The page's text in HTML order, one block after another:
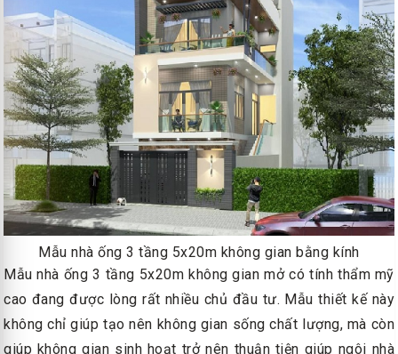
Mẫu nhà ống 3 tầng 5x20m không gian bằng kính
Mẫu nhà ống 3 tầng 5x20m không gian mở có tính thẩm mỹ
cao đang được lòng rất nhiều chủ đầu tư. Mẫu thiết kế này
không chỉ giúp tạo nên không gian sống chất lượng, mà còn
giúp không gian sinh hoạt trở nên thuận tiện giúp ngôi nhà